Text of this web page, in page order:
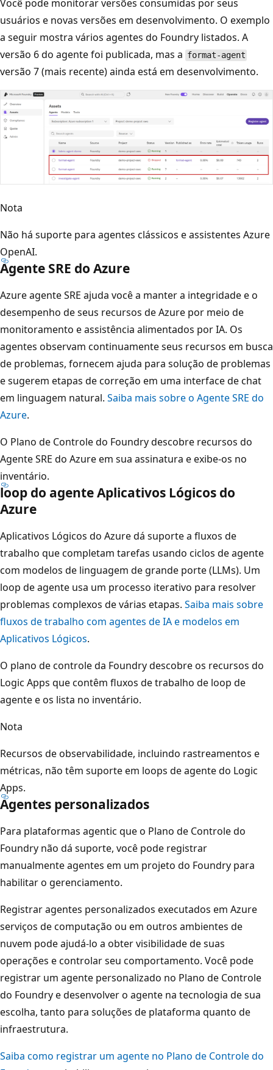
Você pode monitorar versões consumidas por seus
usuários e novas versões em desenvolvimento. O exemplo
a seguir mostra vários agentes do Foundry listados. A
versão 6 do agente foi publicada, mas a format-agent
versão 7 (mais recente) ainda está em desenvolvimento.
Nota
Não há suporte para agentes clássicos e assistentes Azure
OpenAI.
Agente SRE do Azure
Azure agente SRE ajuda você a manter a integridade e o
desempenho de seus recursos de Azure por meio de
monitoramento e assistência alimentados por IA. Os
agentes observam continuamente seus recursos em busca
de problemas, fornecem ajuda para solução de problemas
e sugerem etapas de correção em uma interface de chat
em linguagem natural. Saiba mais sobre o Agente SRE do
Azure.
O Plano de Controle do Foundry descobre recursos do
Agente SRE do Azure em sua assinatura e exibe-os no
inventário.
loop do agente Aplicativos Lógicos do
Azure
Aplicativos Lógicos do Azure dá suporte a fluxos de
trabalho que completam tarefas usando ciclos de agente
com modelos de linguagem de grande porte (LLMs). Um
loop de agente usa um processo iterativo para resolver
problemas complexos de várias etapas. Saiba mais sobre
fluxos de trabalho com agentes de IA e modelos em
Aplicativos Lógicos.
O plano de controle da Foundry descobre os recursos do
Logic Apps que contêm fluxos de trabalho de loop de
agente e os lista no inventário.
Nota
Recursos de observabilidade, incluindo rastreamentos e
métricas, não têm suporte em loops de agente do Logic
Apps.
Agentes personalizados
Para plataformas agentic que o Plano de Controle do
Foundry não dá suporte, você pode registrar
manualmente agentes em um projeto do Foundry para
habilitar o gerenciamento.
Registrar agentes personalizados executados em Azure
serviços de computação ou em outros ambientes de
nuvem pode ajudá-lo a obter visibilidade de suas
operações e controlar seu comportamento. Você pode
registrar um agente personalizado no Plano de Controle
do Foundry e desenvolver o agente na tecnologia de sua
escolha, tanto para soluções de plataforma quanto de
infraestrutura.
Saiba como registrar um agente no Plano de Controle do